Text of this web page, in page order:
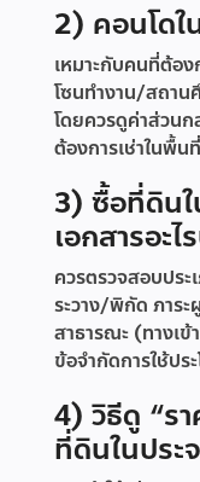
2) คอนโดใ
เหมาะกับคนที่ต้อง
โซนทำงาน/สถาน
โดยควรดูค่าส่วนก
ต้องการเช่าในพื้น
3) ซื้อที่ดินใ
เอกสารอะไ
ควรตรวจสอบปร
ระวาง/พิกัด ภาระ
สาธารณะ (ทางเ
ข้อจำกัดการใช้ปร
4) วิธีดู “ร
ที่ดินในประ